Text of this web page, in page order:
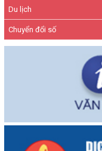
Du lịch
Chuyển đổi số